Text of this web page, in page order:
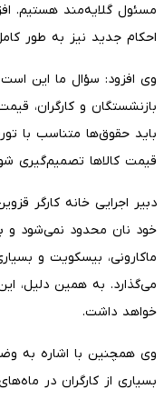
مسئول گلایه‌مند هستیم.
احکام جدید نیز به طور
وی افزود: سؤال ما این
بازنشستگان و کارگران،
باید حقوق‌ها متناسب با
قیمت کالاها تصمیم‌گیری
دبیر اجرایی خانه کارگر
خود نان محدود نمی‌شود و
ماکارونی، بیسکویت و
می‌گذارد. به همین دلیل،
خواهد داشت.
وی همچنین با اشاره به
بسیاری از کارگران در